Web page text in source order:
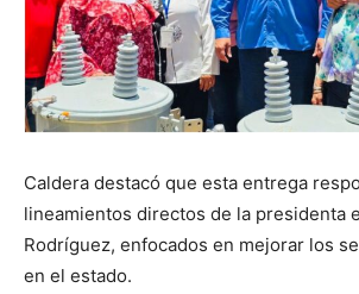
Caldera destacó que esta entrega
lineamientos directos de la presidenta
Rodríguez, enfocados en mejorar los
en el estado.